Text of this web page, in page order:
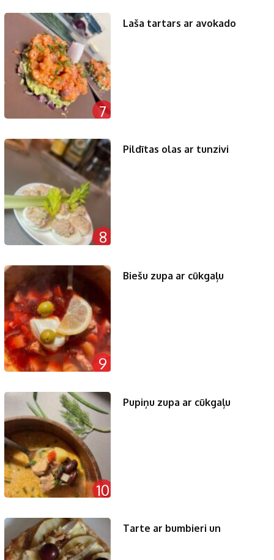
7
Laša tartars ar avokado
8
Pildītas olas ar tunzivi
9
Biešu zupa ar cūkgaļu
10
Pupiņu zupa ar cūkgaļu
Tarte ar bumbieri un